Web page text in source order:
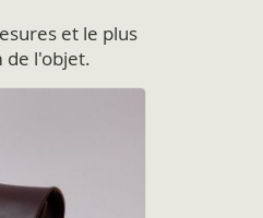
et le plus
de l'objet.